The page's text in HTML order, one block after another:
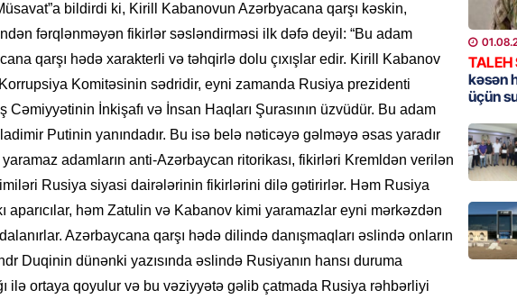
bildirdi ki, Kirill Kabanovun Azərbyacana qarşı kəskin,
fərqlənməyən fikirlər səsləndirməsi ilk dəfə deyil: “Bu adam
qarşı hədə xarakterli və təhqirlə dolu çıxışlar edir. Kirill Kabanov
Komitəsinin sədridir, eyni zamanda Rusiya prezidenti
Cəmiyyətinin İnkişafı və İnsan Haqları Şurasının üzvüdür. Bu adam
Putinin yanındadır. Bu isə belə nəticəyə gəlməyə əsas yaradır
adamların anti-Azərbaycan ritorikası, fikirləri Kremldən verilən
Rusiya siyasi dairələrinin fikirlərini dilə gətirirlər. Həm Rusiya
aparıcılar, həm Zatulin və Kabanov kimi yaramazlar eyni mərkəzdən
Azərbaycana qarşı hədə dilində danışmaqları əslində onların
Duqinin dünənki yazısında əslində Rusiyanın hansı duruma
ilə ortaya qoyulur və bu vəziyyətə gəlib çatmada Rusiya rəhbərliyi
imtina
İki
ETDİ:
GÜNDƏM
TALEH
kəsən
üçün